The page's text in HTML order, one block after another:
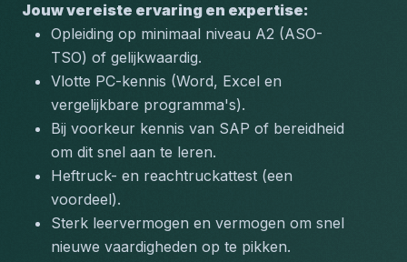
Jouw vereiste ervaring en expertise:
Opleiding op minimaal niveau A2 (ASO-
TSO) of gelijkwaardig.
Vlotte PC-kennis (Word, Excel en
vergelijkbare programma's).
Bij voorkeur kennis van SAP of bereidheid
om dit snel aan te leren.
Heftruck- en reachtruckattest (een
voordeel).
Sterk leervermogen en vermogen om snel
nieuwe vaardigheden op te pikken.